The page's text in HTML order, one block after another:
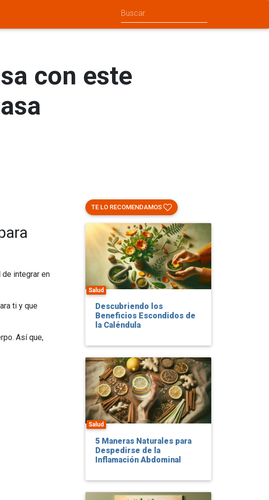
con este
integrar en
ti y que
Así que,
TE LO RECOMENDAMOS
Salud
Descubriendo los
Beneficios Escondidos de
la Caléndula
Salud
5 Maneras Naturales para
Despedirse de la
Inflamación Abdominal